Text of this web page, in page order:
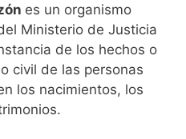
es un organismo
Ministerio de Justicia
de los hechos o
civil de las personas
los nacimientos, los